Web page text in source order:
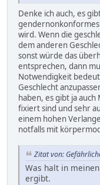
Denke ich auch, es
wird. Wenn die
dem anderen
sonst würde das
entsprechen, dann
Notwendigkeit
Geschlecht
haben, es gibt ja
fixiert sind und sehr
einem hohen
notfalls mit
Zitat von:
Was halt in
ergibt.